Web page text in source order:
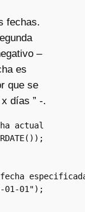
fechas.
–
es
que se
días ” -.
actual
01-01");